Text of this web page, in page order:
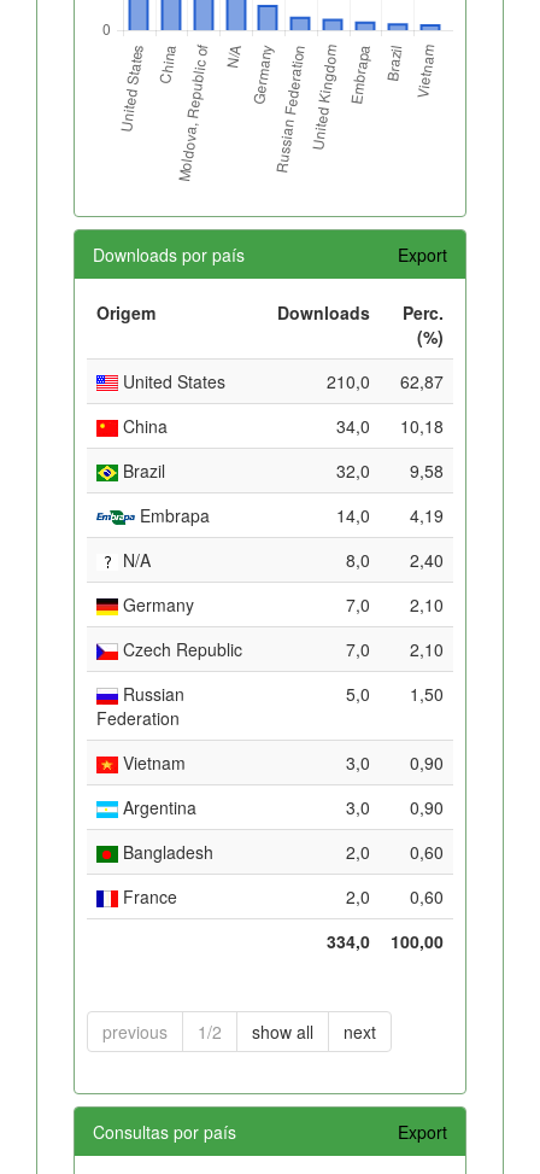
Downloads por país Export
Origem Downloads
Perc.
(%)
United States
210,0
62,87
China
34,0
10,18
Brazil
32,0
9,58
Embrapa
14,0
4,19
N/A
8,0
2,40
Germany
7,0
2,10
Czech Republic
7,0
2,10
Russian
Federation
5,0 1,50
Vietnam 3,0
0,90
Argentina
3,0
0,90
Bangladesh
2,0
0,60
France
2,0
0,60
334,0
100,00
previous 1/2 show all next
Consultas por país Export